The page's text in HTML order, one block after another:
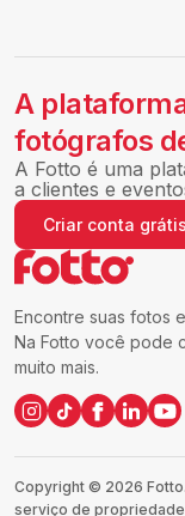
Encontre suas fotos
Na Fotto você pode
muito mais.
A
fotógrafos
A Fotto é uma
a clientes e
Criar conta grátis
Copyright © 2026 Fotto.
serviço de